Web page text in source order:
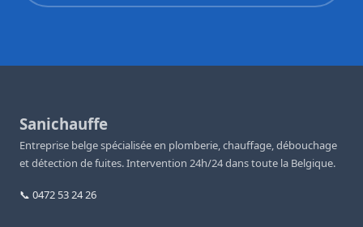
Sanichauffe
Entreprise belge spécialisée en plomberie, chauffage, débouchage
et détection de fuites. Intervention 24h/24 dans toute la Belgique.
📞 0472 53 24 26